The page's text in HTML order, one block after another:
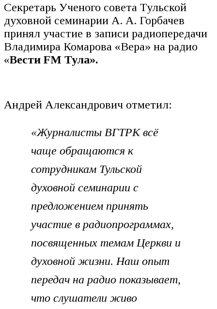
Секретарь Ученого совета Тульской
духовной семинарии А. А. Горбачев
принял участие в записи радиопередачи
Владимира Комарова «Вера» на радио
«Вести FM Тула».
Андрей Александрович отметил:
«Журналисты ВГТРК всё
чаще обращаются к
сотрудникам Тульской
духовной семинарии с
предложением принять
участие в радиопрограммах,
посвященных темам Церкви и
духовной жизни. Наш опыт
передач на радио показывает,
что слушатели живо